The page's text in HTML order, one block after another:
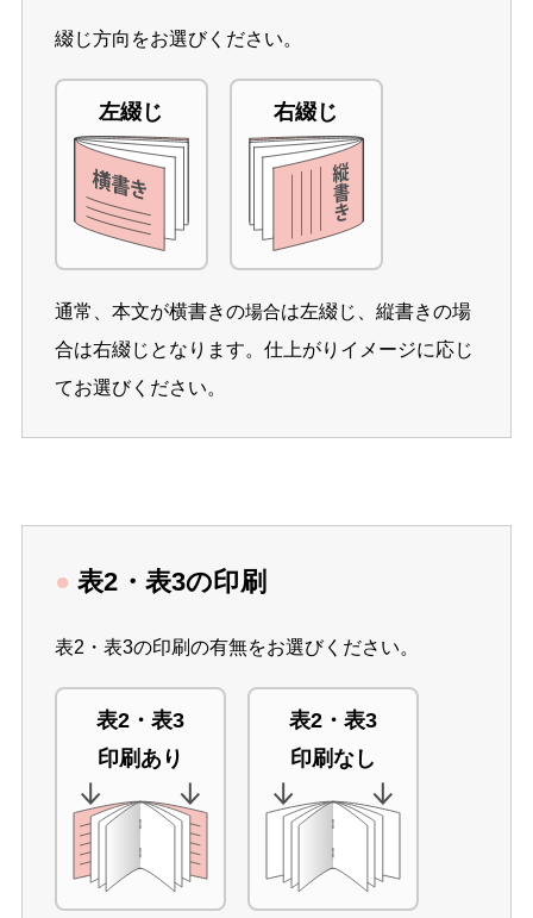
綴じ方向をお選びください。
左綴じ 右綴じ
通常、本文が横書きの場合は左綴じ、縦書きの場
合は右綴じとなります。仕上がりイメージに応じ
てお選びください。
● 表2・表3の印刷
表2・表3の印刷の有無をお選びください。
表2・表3
印刷あり
表2・表3
印刷なし